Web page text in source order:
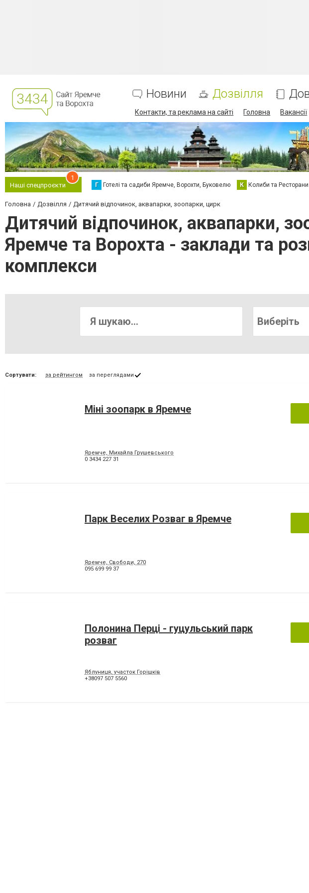
Новини Дозвілля
Контакти, та реклама на сайті Головна Вакансії
Наші спецпроєкти
1
Г Готелі та садиби Яремче, Ворохти, Буковелю К Колиби та Ресторани
Головна Дозвілля Дитячий відпочинок, аквапарки, зоопарки, цирк
Дитячий відпочинок, аквапарки,
Яремче та Ворохта - заклади та
комплекси
Виберіть
Сортувати: за рейтингом за переглядами
Міні зоопарк в Яремче
Яремче, Михайла Грушевського
0 3434 227 31
Парк Веселих Розваг в Яремче
Яремче, Свободи, 270
095 699 99 37
Полонина Перці - гуцульський парк
розваг
Яблуниця, участок Горішків
+38097 507 5560